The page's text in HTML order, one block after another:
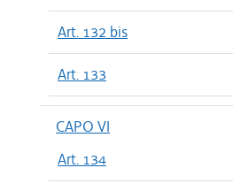
Art. 132 bis
Art. 133
CAPO VI
Art. 134